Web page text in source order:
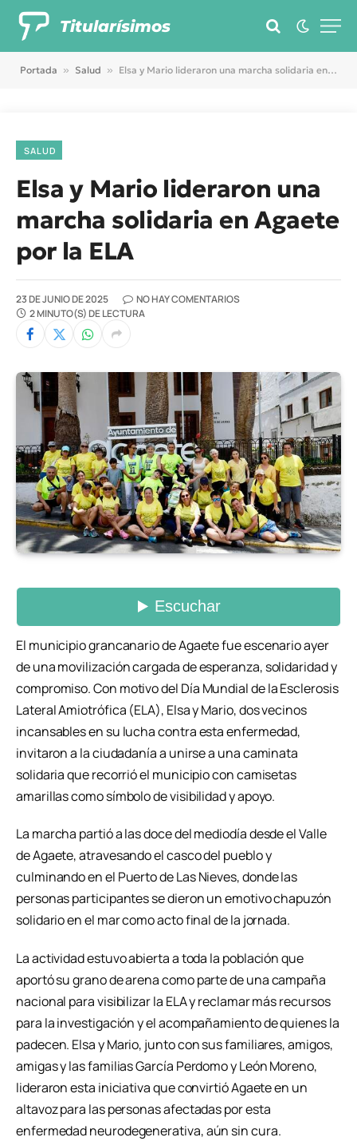
Titularísimos
Portada » Salud » Elsa y Mario lideraron una marcha solidaria en Agaete por la ELA
SALUD
Elsa y Mario lideraron una
marcha solidaria en Agaete
por la ELA
23 DE JUNIO DE 2025
NO HAY COMENTARIOS
2 MINUTO(S) DE LECTURA
El municipio grancanario de Agaete fue escenario ayer
de una movilización cargada de esperanza, solidaridad y
compromiso. Con motivo del Día Mundial de la Esclerosis
Lateral Amiotrófica (ELA), Elsa y Mario, dos vecinos
incansables en su lucha contra esta enfermedad,
invitaron a la ciudadanía a unirse a una caminata
solidaria que recorrió el municipio con camisetas
amarillas como símbolo de visibilidad y apoyo.
La marcha partió a las doce del mediodía desde el Valle
de Agaete, atravesando el casco del pueblo y
culminando en el Puerto de Las Nieves, donde las
personas participantes se dieron un emotivo chapuzón
solidario en el mar como acto final de la jornada.
La actividad estuvo abierta a toda la población que
aportó su grano de arena como parte de una campaña
nacional para visibilizar la ELA y reclamar más recursos
para la investigación y el acompañamiento de quienes la
padecen. Elsa y Mario, junto con sus familiares, amigos,
amigas y las familias García Perdomo y León Moreno,
lideraron esta iniciativa que convirtió Agaete en un
altavoz para las personas afectadas por esta
enfermedad neurodegenerativa, aún sin cura.